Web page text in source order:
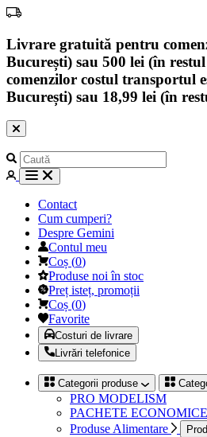
Livrare gratuită pentru
București) sau 500 lei (în
comenzilor costul transportul
București) sau 18,99 lei (în
Contact
Cum cumperi?
Despre Gemini
Contul meu
Coș (0)
Produse noi în stoc
Preț isteț, promoții
Coș (0)
Favorite
Costuri de livrare
Livrări telefonice
Categorii produse
PRO MODELISM
PACHETE ECONOMICE
Produse Alimentare